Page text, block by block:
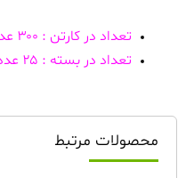
تعداد در کارتن : ۳۰۰ عدد
تعداد در بسته : ۲۵ عدد
محصولات مرتبط